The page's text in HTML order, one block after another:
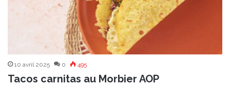
10 avril 2025 0 495
Tacos carnitas au Morbier AOP